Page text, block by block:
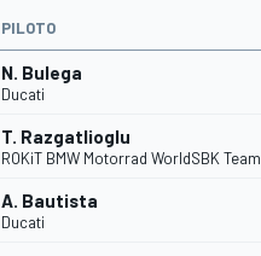
PILOTO
N. Bulega
Ducati
T. Razgatlioglu
ROKiT BMW Motorrad WorldSBK Team
A. Bautista
Ducati